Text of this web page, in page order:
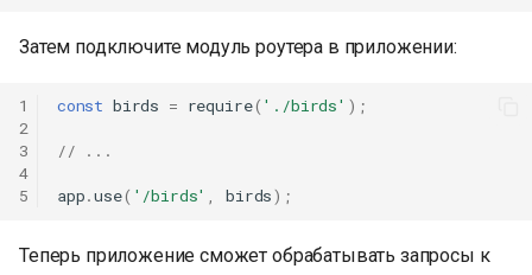
Затем подключите модуль роутера в приложении:
1
2
3
4
5
const birds = require( './birds' );
// ...
app.use( '/birds' , birds);
Теперь приложение сможет обрабатывать запросы к